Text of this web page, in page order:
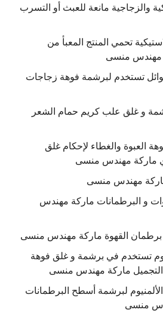
والزجاجية مانعة للعبث أو التسرب
تحمي المنتج المعبأ من
مهندس منسى
تستخدم لبرشمة فوهة زجاجات
و غلق علب كريم حمام الشعر
العبوة والغطاء لإحكام غلق
ماركة مهندس منسى
مهندس منسى
و البرطمانات ماركة مهندس
القهوة ماركة مهندس منسى
تستخدم في برشمة و غلق فوهة
ماركة مهندس منسى
لبرشمة أسطح البرطمانات
منسى